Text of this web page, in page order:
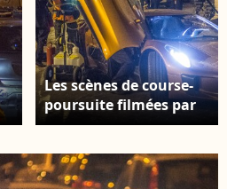
Les scènes de course-
poursuite filmées par
Sam Mendes à Rome
9 mars 2015.